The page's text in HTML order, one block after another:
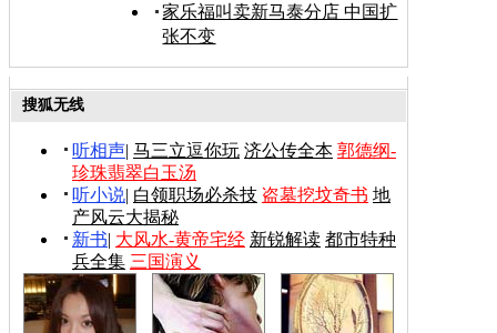
家乐福叫卖新马泰分店 中国扩
张不变
搜狐无线
听相声| 马三立逗你玩 济公传全本 郭德纲-
珍珠翡翠白玉汤
听小说| 白领职场必杀技 盗墓挖坟奇书 地
产风云大揭秘
新书| 大风水-黄帝宅经 新锐解读 都市特种
兵全集 三国演义